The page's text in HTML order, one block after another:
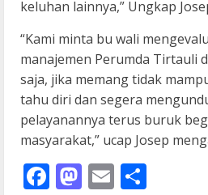
keluhan lainnya,” Ungkap
“Kami minta bu wali
manajemen Perumda Tirtauli
saja, jika memang tidak
tahu diri dan segera
pelayanannya terus buruk
masyarakat,” ucap Josep
Facebook
Mastodon
Email